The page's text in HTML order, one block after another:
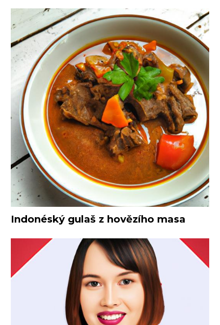
Indonéský gulaš z hovězího masa